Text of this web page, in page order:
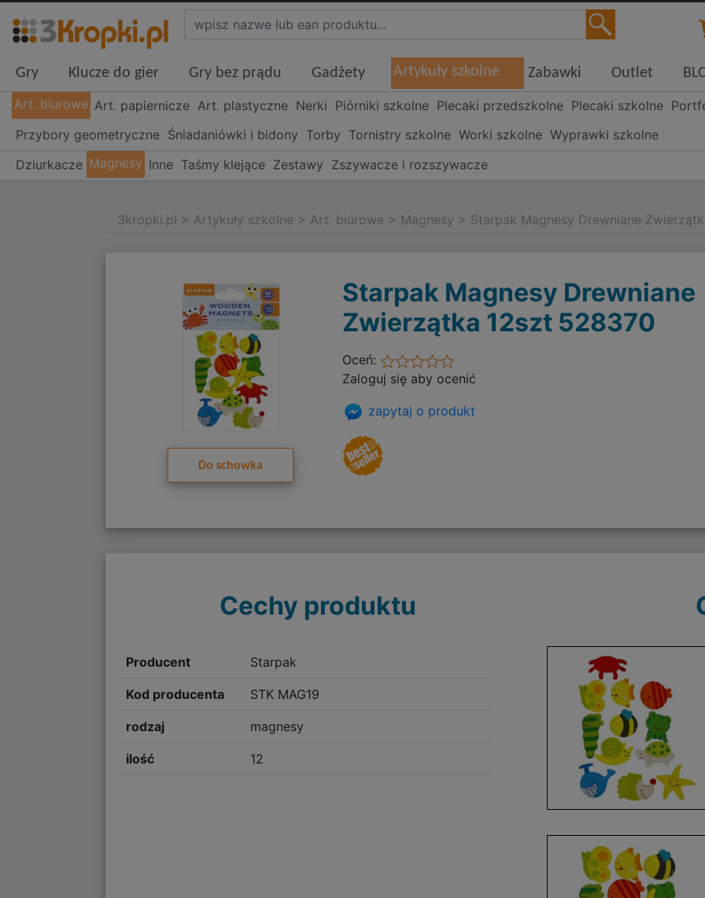
Gry Klucze do gier Gry bez prądu Gadżety Artykuły szkolne Zabawki Outlet
Art. biurowe Art. papiernicze Art. plastyczne Nerki Piórniki szkolne Plecaki przedszkolne Plecaki szkolne
Przybory geometryczne Śniadaniówki i bidony Torby Tornistry szkolne Worki szkolne Wyprawki szkolne
Dziurkacze Magnesy Inne Taśmy klejące Zestawy Zszywacze i rozszywacze
3kropki.pl > Artykuły szkolne > Art. biurowe > Magnesy > Starpak Magnesy Drewniane
Do schowka
Starpak Magnesy Drewniane
Zwierzątka 12szt 528370
Oceń:
Zaloguj się aby ocenić
zapytaj o produkt
Cechy produktu
Producent Starpak
Kod producenta STK MAG19
rodzaj magnesy
ilość 12